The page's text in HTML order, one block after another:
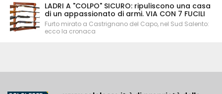
LADRI A "COLPO" SICURO: ripuliscono una casa
di un appassionato di armi. VIA CON 7 FUCILI
Furto mirato a Castrignano del Capo, nel Sud Salento:
ecco la cronaca